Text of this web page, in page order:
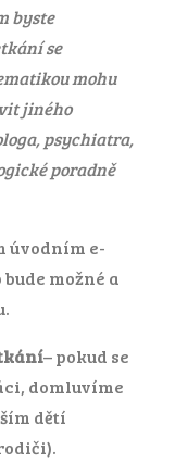
byste
se
mohu
jiného
psychiatra,
poradně
úvodním e-
možné a
– pokud se
domluvíme
dětí